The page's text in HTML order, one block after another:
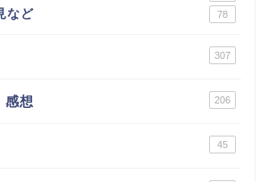
など 78
307
感想 206
45